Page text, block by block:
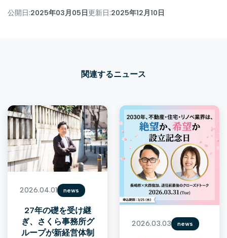
公開日:2025年03月05日更新日:2025年12月10日
関連するニュース
2026.04.01 news
27年の礎を受け継
ぎ、さくら事務所グ
ループが新経営体制
2026.03.03 news